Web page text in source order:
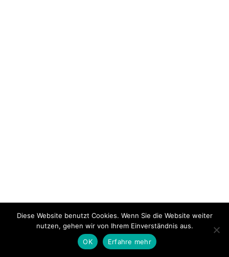
Diese Website benutzt Cookies. Wenn Sie die Website weiter
nutzen, gehen wir von Ihrem Einverständnis aus.
OK
Erfahre mehr